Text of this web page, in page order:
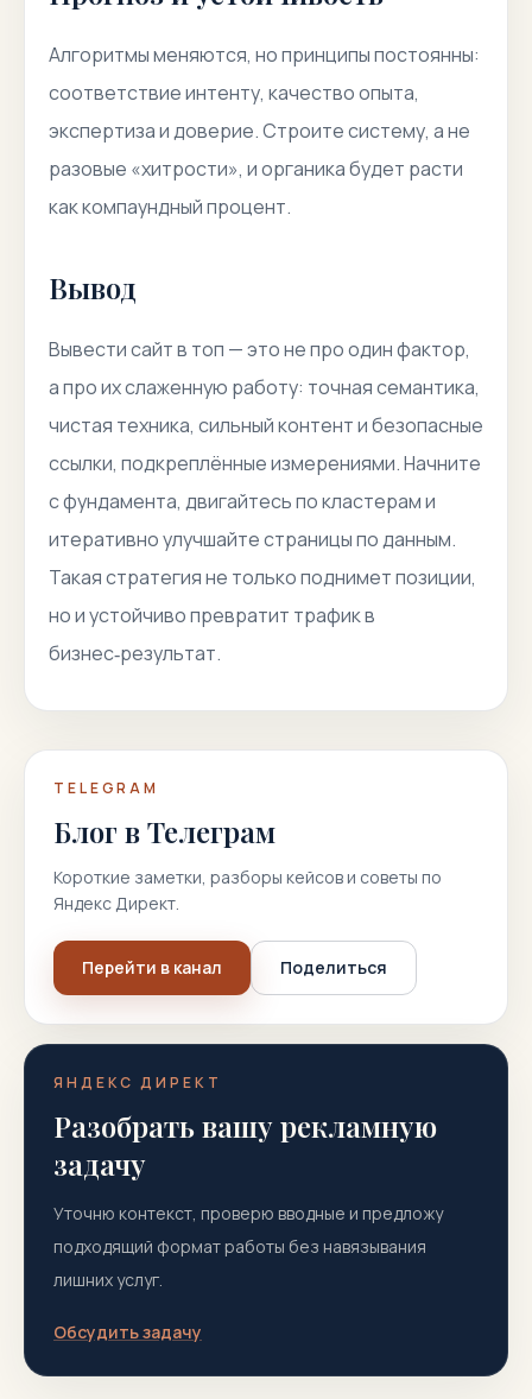
Алгоритмы меняются, но принципы постоянны:
соответствие интенту, качество опыта,
экспертиза и доверие. Строите систему, а не
разовые «хитрости», и органика будет расти
как компаундный процент.
Вывод
Вывести сайт в топ — это не про один фактор,
а про их слаженную работу: точная семантика,
чистая техника, сильный контент и безопасные
ссылки, подкреплённые измерениями. Начните
с фундамента, двигайтесь по кластерам и
итеративно улучшайте страницы по данным.
Такая стратегия не только поднимет позиции,
но и устойчиво превратит трафик в
бизнес‑результат.
TELEGRAM
Блог в Телеграм
Короткие заметки, разборы кейсов и советы по
Яндекс Директ.
Перейти в канал Поделиться
ЯНДЕКС ДИРЕКТ
Разобрать вашу рекламную
задачу
Уточню контекст, проверю вводные и предложу
подходящий формат работы без навязывания
лишних услуг.
Обсудить задачу